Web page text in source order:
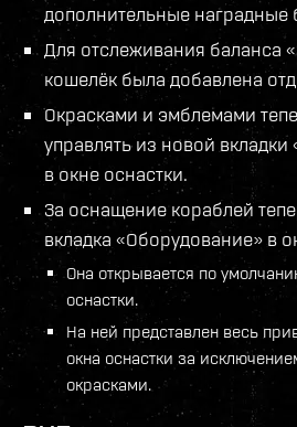
дополнительные наградные
Для отслеживания баланса
кошелёк была добавлена
Окрасками и эмблемами
управлять из новой
в окне оснастки.
За оснащение кораблей
вкладка «Оборудование» в
Она открывается по
оснастки.
На ней представлен весь
окна оснастки за
окрасками.